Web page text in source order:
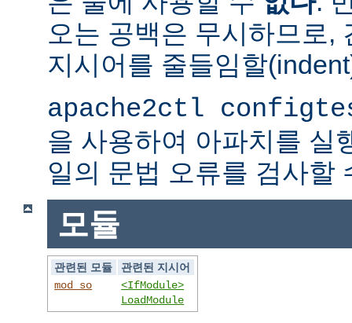
오는 공백은 무시하므로,
지시어를 줄들임할
apache2ctl
을 사용하여 아파치를 실
일의 문법 오류를 검사할
모듈
관련된 모듈
관련된 지시어
mod_so
<IfModule>
LoadModule